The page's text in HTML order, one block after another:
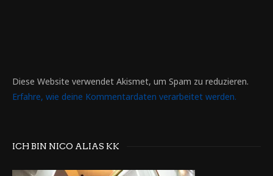
Diese Website verwendet Akismet, um Spam zu reduzieren.
Erfahre, wie deine Kommentardaten verarbeitet werden.
ICH BIN NICO ALIAS KK